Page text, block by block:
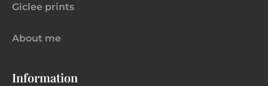
Giclee prints
About me
Information